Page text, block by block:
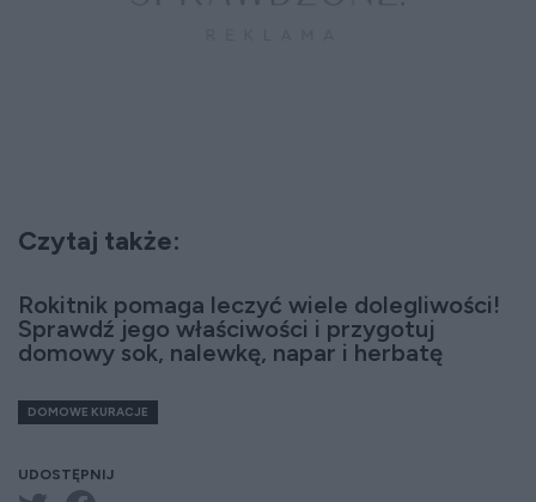
Czytaj także:
Rokitnik pomaga leczyć wiele dolegliwości!
Sprawdź jego właściwości i przygotuj
domowy sok, nalewkę, napar i herbatę
DOMOWE KURACJE
UDOSTĘPNIJ